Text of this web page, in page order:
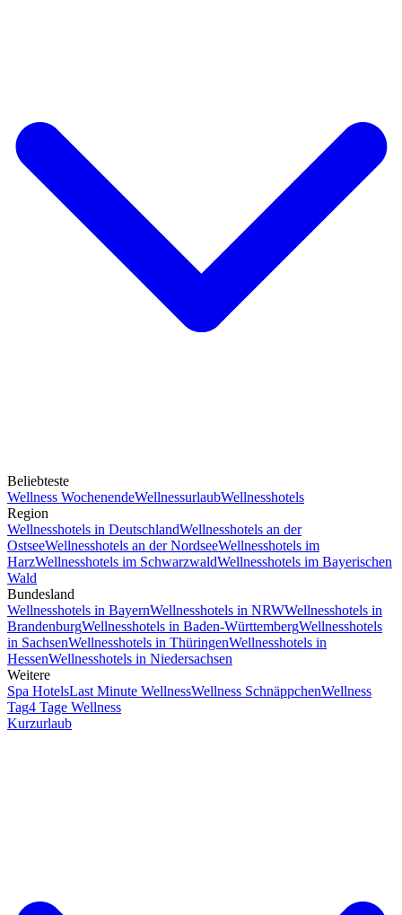
Beliebteste
Wellness WochenendeWellnessurlaubWellnesshotels
Region
Wellnesshotels in DeutschlandWellnesshotels an der
OstseeWellnesshotels an der NordseeWellnesshotels im
HarzWellnesshotels im SchwarzwaldWellnesshotels im Bayerischen
Wald
Bundesland
Wellnesshotels in BayernWellnesshotels in NRWWellnesshotels in
BrandenburgWellnesshotels in Baden-WürttembergWellnesshotels
in SachsenWellnesshotels in ThüringenWellnesshotels in
HessenWellnesshotels in Niedersachsen
Weitere
Spa HotelsLast Minute WellnessWellness SchnäppchenWellness
Tag4 Tage Wellness
Kurzurlaub